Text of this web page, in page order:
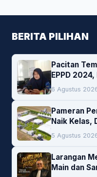
BERITA PILIHAN
Pacitan
EPPD
6 Agustus
Pameran
Naik Kelas,
Lokal Jadi
5 Agustus
Larangan
Main dan